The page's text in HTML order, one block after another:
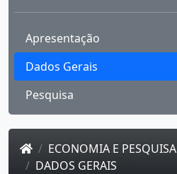
Apresentação
Dados Gerais
Pesquisa
ECONOMIA E PESQUISA
DADOS GERAIS